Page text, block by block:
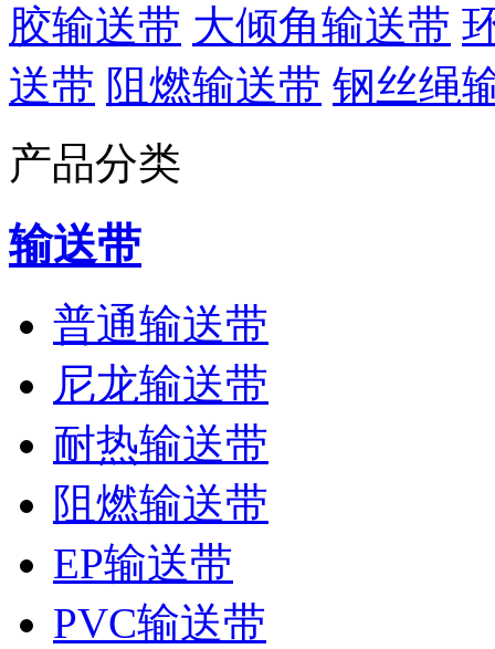
胶输送带 大倾角输送带
送带 阻燃输送带 钢丝绳
产品分类
输送带
普通输送带
尼龙输送带
耐热输送带
阻燃输送带
EP输送带
PVC输送带